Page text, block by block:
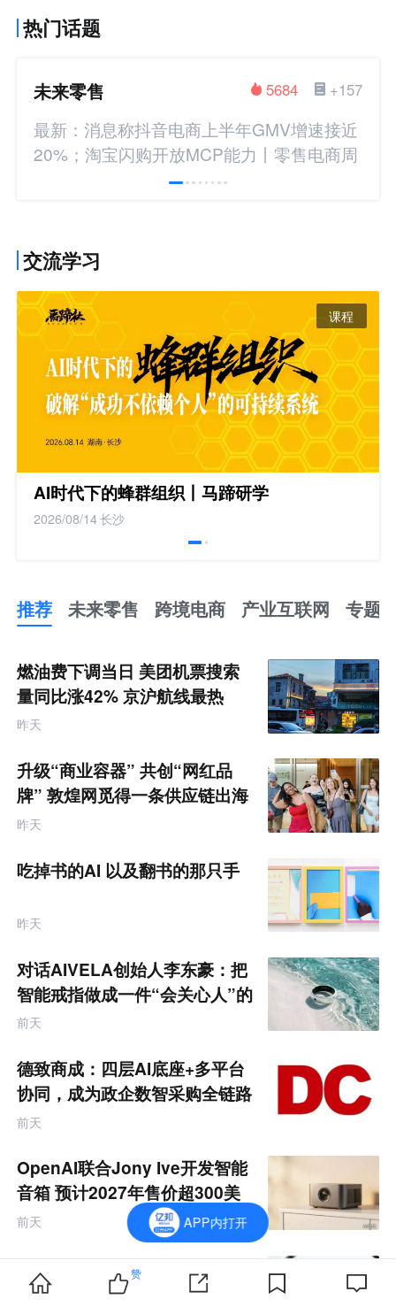
热门话题
未来零售 +157
5684
最新：消息称抖音电商上半年GMV增速接近
20%；淘宝闪购开放MCP能力丨零售电商周
交流学习
课程
AI时代下的蜂群组织丨马蹄研学
2026/08/14长沙
推荐 未来零售 跨境电商 产业互联网 专题
未
来
零
售
跨
境
商
产
业
互
联
网
题
燃油费下调当日 美团机票搜索
量同比涨42% 京沪航线最热
昨天
升级“商业容器” 共创“网红品
牌” 敦煌网觅得一条供应链出海
的新路径
昨天
吃掉书的AI 以及翻书的那只手
昨天
对话AIVELA创始人李东豪：把
智能戒指做成一件“会关心人”的
饰品
前天
德致商成：四层AI底座+多平台
协同，成为政企数智采购全链路
服务商
前天
OpenAI联合Jony Ive开发智能
音箱 预计2027年售价超300美
元
前天
eBay直播业务二季度GMV同比
增8倍 将扩张更多国际市场
APP内打开
赞